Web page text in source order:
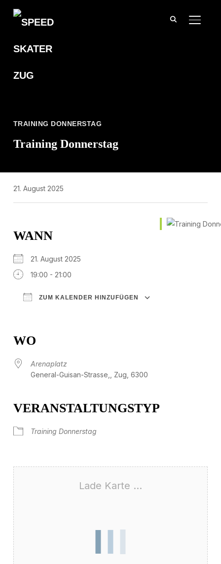
TRAINING DONNERSTAG
Training Donnerstag
21. August 2025
WANN
21. August 2025
19:00 - 21:00
ZUM KALENDER HINZUFÜGEN
WO
Arenaplatz
General-Guisan-Strasse,, Zug, 6300
VERANSTALTUNGSTYP
Training Donnerstag
Lade Karte ...